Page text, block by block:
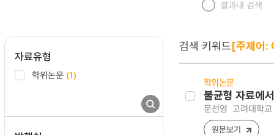
결과내 검색
자료유형
학위논문 (1)
검색 키워드[주제어:
학위논문
불균형 자료에
문선영 고려대학
원문보기